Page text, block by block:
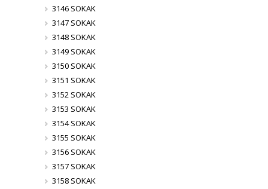
3146 SOKAK
3147 SOKAK
3148 SOKAK
3149 SOKAK
3150 SOKAK
3151 SOKAK
3152 SOKAK
3153 SOKAK
3154 SOKAK
3155 SOKAK
3156 SOKAK
3157 SOKAK
3158 SOKAK